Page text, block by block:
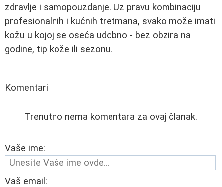
zdravlje i samopouzdanje. Uz pravu kombinaciju
profesionalnih i kućnih tretmana, svako može imati
kožu u kojoj se oseća udobno - bez obzira na
godine, tip kože ili sezonu.
Komentari
Trenutno nema komentara za ovaj članak.
Vaše ime:
Vaš email: